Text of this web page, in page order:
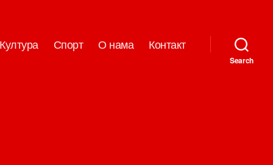
Култура Спорт О нама Контакт
Search